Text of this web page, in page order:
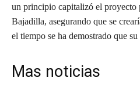
un principio capitalizó el proyecto
Bajadilla, asegurando que se
el tiempo se ha demostrado que
Mas noticias